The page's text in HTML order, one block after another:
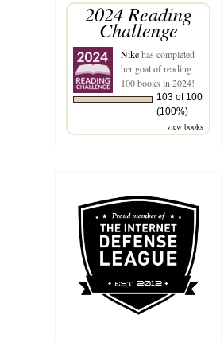
2024 Reading
Challenge
Nikehas completed
her goal of reading
100 books in 2024!
103 of 100
(100%)
view books